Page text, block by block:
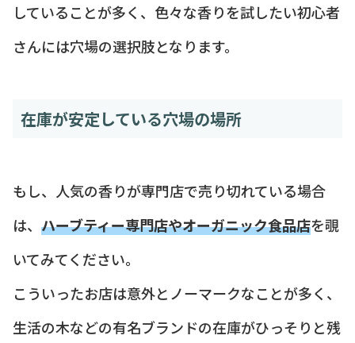
していることが多く、色々な香りを試したい初心者
さんには穴場の選択肢となります。
在庫が安定している穴場の場所
もし、人気の香りが専門店で売り切れている場合
は、 ハーブティー専門店やオーガニック食品店を覗
いてみてください。
こういったお店は意外とノーマークなことが多く、
生活の木などの有名ブランドの在庫がひっそりと残